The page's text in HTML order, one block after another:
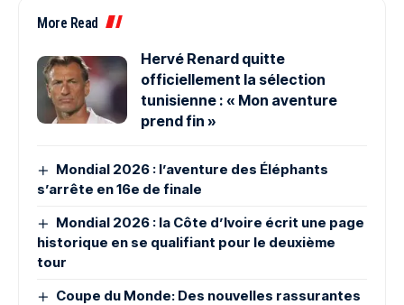
More Read
Hervé Renard quitte
officiellement la sélection
tunisienne : « Mon aventure
prend fin »
Mondial 2026 : l’aventure des Éléphants
s’arrête en 16e de finale
Mondial 2026 : la Côte d’Ivoire écrit une page
historique en se qualifiant pour le deuxième
tour
Coupe du Monde: Des nouvelles rassurantes